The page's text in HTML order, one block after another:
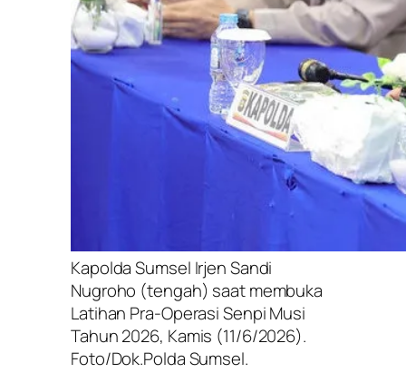
Kapolda Sumsel Irjen Sandi
Nugroho (tengah) saat membuka
Latihan Pra-Operasi Senpi Musi
Tahun 2026, Kamis (11/6/2026).
Foto/Dok.Polda Sumsel.